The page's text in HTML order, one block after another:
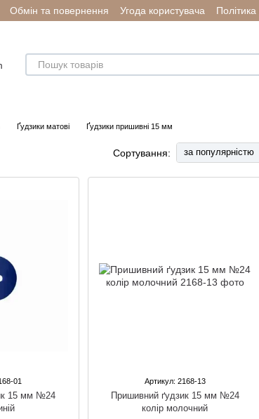
Обмін та повернення Угода користувача Політика
Ґудзики матові Ґудзики пришивні 15 мм
Сортування: за популярністю
01
15 мм №24
Артикул: 2168-13
Пришивний ґудзик 15 мм №24
колір молочний